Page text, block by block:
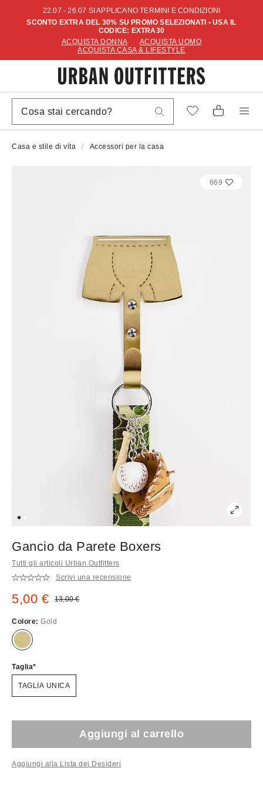
22.07 - 26.07 SI APPLICANO TERMINI E CONDIZIONI
SCONTO EXTRA DEL 30% SU PROMO SELEZIONATI • USA IL
CODICE: EXTRA30
ACQUISTA DONNA
ACQUISTA UOMO
ACQUISTA CASA & LIFESTYLE
Casa e stile di vita Accessori per la casa
669
Gancio da Parete Boxers
Tutti gli articoli Urban Outfitters
Scrivi una recensione
Prezzo di vendita:
5,00 € Prezzo originale:
13,00 €
Colore: Gold
Taglia
TAGLIA UNICA
Aggiungi al carrello
Aggiungi alla Lista dei Desideri